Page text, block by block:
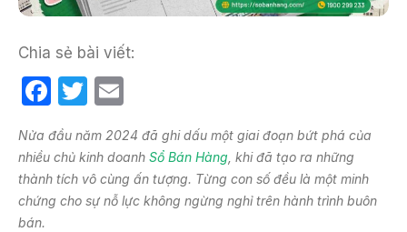
Chia sẻ bài viết:
F
a
c
e
b
T
itt
er
ail
Nửa đầu năm 2024 đã ghi dấu một giai đoạn bứt phá của
nhiều chủ kinh doanh Sổ Bán Hàng , khi đã tạo ra những
thành tích vô cùng ấn tượng. Từng con số đều là một minh
chứng cho sự nỗ lực không ngừng nghỉ trên hành trình buôn
bán.